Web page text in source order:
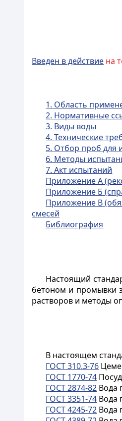
Введен в действие на
1. Область
2. Нормативные
3. Виды воды
4. Технические
5. Отбор проб для
6. Методы
7. Акт испытаний
Приложение А
Приложение Б
Приложение В
смесей
Библиография
Настоящий
бетоном и промывки
растворов и методы
В настоящем
ГОСТ 310.3-76
ГОСТ 1770-74
ГОСТ 2874-82 Вода
ГОСТ 3351-74 Вода
ГОСТ 4245-72 Вода